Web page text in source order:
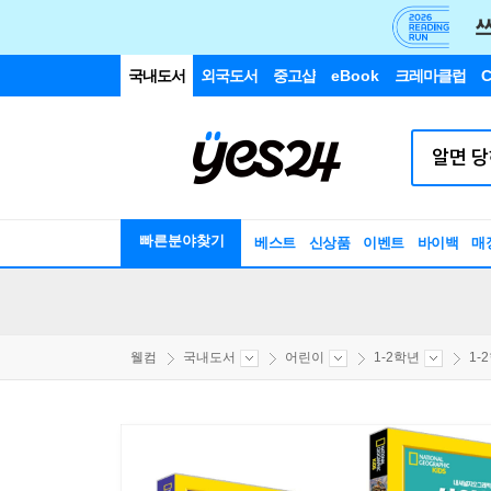
국내도서 외국도서 중고샵 eBook 크레마클럽
빠른분야찾기 베스트 신상품 이벤트 바이백 매
웰컴 국내도서 어린이 1-2학년 1-